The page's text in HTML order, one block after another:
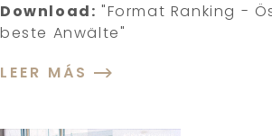
Download: "Format Ranking -
beste Anwälte"
LEER MÁS